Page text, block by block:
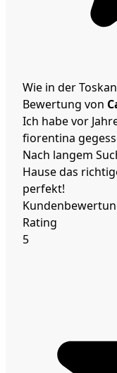
Wie in der
Bewertung von
Ich habe vor
fiorentina
Nach langem
Hause das
perfekt!
Rating
5